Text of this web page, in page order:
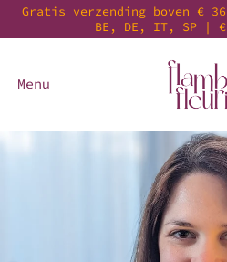
Gratis verzending boven €
BE, DE, IT, SP | €
Menu